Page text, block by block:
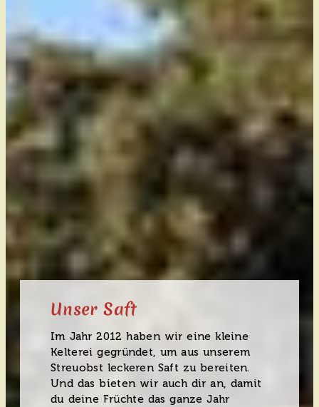
Unser Saft
Im Jahr 2012 haben wir eine kleine
Kelterei gegründet, um aus unserem
Streuobst leckeren Saft zu bereiten.
Und das bieten wir auch dir an, damit
du deine Früchte das ganze Jahr